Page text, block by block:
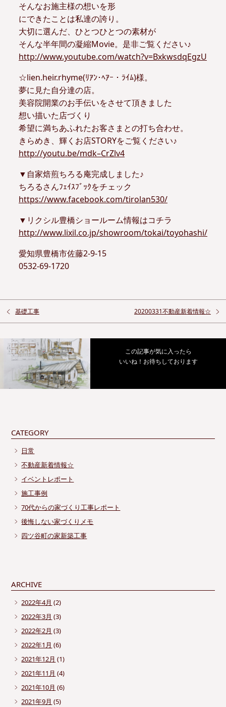
そんなお施主様の想いを形
にできたことは私達の誇り。
大切に選んだ、ひとつひとつの素材が
そんな半年間の凝縮Movie。是非ご覧ください♪
http://www.youtube.com/watch?v=BxkwsdqEgzU
☆lien.heir.rhyme(ﾘｱﾝ･ﾍｱｰ・ﾗｲﾑ)様。
夢に見た自分達の店。
美容院開業のお手伝いをさせて頂きました
想い描いた店づくり
希望に満ちあふれたお客さまとの打ち合わせ。
きらめき、輝くお店STORYをご覧ください♪
http://youtu.be/mdk–CrZlv4
▼自家焙煎ちろる庵完成しました♪
ちろるさんﾌｪｲｽﾌﾞｯｸをチェック
https://www.facebook.com/tirolan530/
▼リクシル豊橋ショールーム情報はコチラ
http://www.lixil.co.jp/showroom/tokai/toyohashi/
愛知県豊橋市佐藤2-9-15
0532-69-1720
基礎工事 20200331不動産新着情報☆
この記事が気に入ったら
いいね！お待ちしております
CATEGORY
日常
不動産新着情報☆
イベントレポート
施工事例
70代からの家づくり工事レポート
後悔しない家づくりメモ
四ツ谷町の家新築工事
ARCHIVE
2022年4月 (2)
2022年3月 (3)
2022年2月 (3)
2022年1月 (6)
2021年12月 (1)
2021年11月 (4)
2021年10月 (6)
2021年9月 (5)